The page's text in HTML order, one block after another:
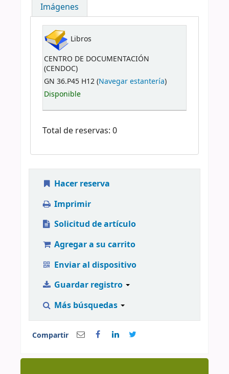
Imágenes
Libros
CENTRO DE DOCUMENTACIÓN
(CENDOC)
GN 36.P45 H12 (Navegar estantería)
Disponible
Total de reservas: 0
Hacer reserva
Imprimir
Solicitud de artículo
Agregar a su carrito
Enviar al dispositivo
Guardar registro
Más búsquedas
Compartir